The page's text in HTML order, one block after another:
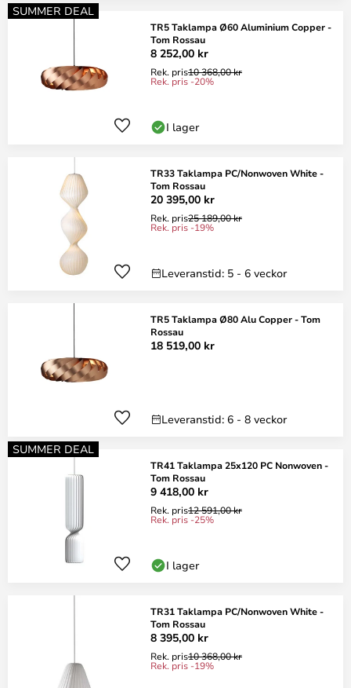
SUMMER DEAL
TR5 Taklampa Ø60 Aluminium Copper -
Tom Rossau
8 252,00 kr
Rek. pris10 368,00 kr
Rek. pris -20%
I lager
TR33 Taklampa PC/Nonwoven White -
Tom Rossau
20 395,00 kr
Rek. pris25 189,00 kr
Rek. pris -19%
Leveranstid: 5 - 6 veckor
TR5 Taklampa Ø80 Alu Copper - Tom
Rossau
18 519,00 kr
Leveranstid: 6 - 8 veckor
SUMMER DEAL
TR41 Taklampa 25x120 PC Nonwoven -
Tom Rossau
9 418,00 kr
Rek. pris12 591,00 kr
Rek. pris -25%
I lager
TR31 Taklampa PC/Nonwoven White -
Tom Rossau
8 395,00 kr
Rek. pris10 368,00 kr
Rek. pris -19%